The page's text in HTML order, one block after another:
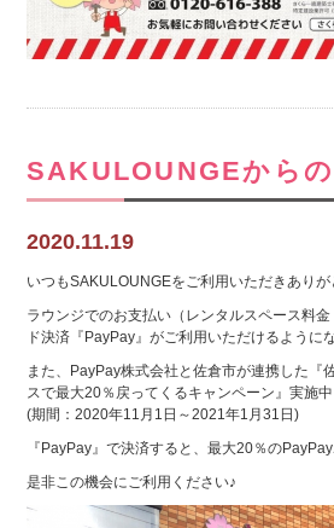
SAKULOUNGEから
2020.11.19
いつもSAKULOUNGEをご利用いただきありが
ラウンジでのお支払い（レンタルスペース料
ド決済『PayPay』がご利用いただけるように
また、PayPay株式会社と佐倉市が連携した『
スで最大20％戻ってくるキャンペーン』実施中
(期間：2020年11月1日～2021年1月31日)
『PayPay』で決済すると、最大20％の
是非この機会にご利用ください♪